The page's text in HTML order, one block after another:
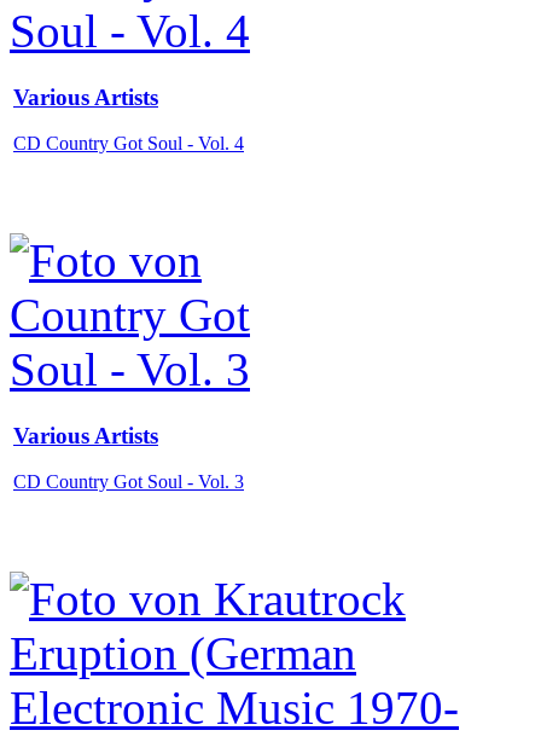
Various Artists
CD Country Got Soul - Vol. 4
Various Artists
CD Country Got Soul - Vol. 3